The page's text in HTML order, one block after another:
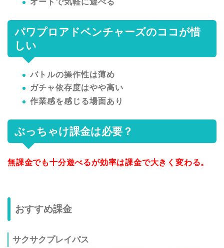
パワプロアドベンチャーズのココが惜
しい
バトルの操作性は薄め
ガチャ依存度はやや高い
作業感を感じる場面あり
ぶっちゃけ課金は必要？
無課金でも十分遊べるが効率は課金で大きく変わる。
おすすめ課金
サクサクプレイパス